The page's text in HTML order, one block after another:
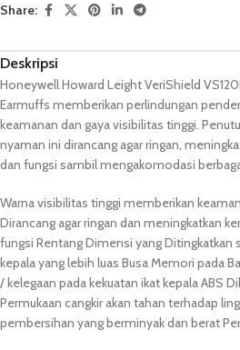
Share:
Deskripsi
Honeywell Howard Leight VeriShield
Earmuffs memberikan perlindungan
keamanan dan gaya visibilitas tinggi.
nyaman ini dirancang agar ringan,
dan fungsi sambil mengakomodasi
Warna visibilitas tinggi memberikan
Dirancang agar ringan dan meningkatkan
fungsi Rentang Dimensi yang Ditingkatkan
kepala yang lebih luas Busa Memori pada
/ kelegaan pada kekuatan ikat kepala ABS
Permukaan cangkir akan tahan terhadap
pembersihan yang berminyak dan berat